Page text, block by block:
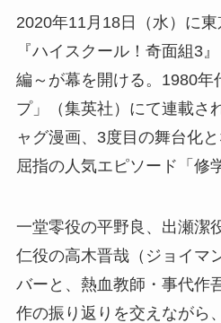
2020年11月18日（水）に
『ハイスクール！奇面組3
編～が幕を開ける。1980年
プ」（集英社）にて連載さ
ャグ漫画、3度目の舞台化
屈指の人気エピソード「修
一堂零役の平野良、出瀬潔
仁役の高木晋哉（ジョイマ
バーと、熱血教師・事代作
作の振り返りを交えながら